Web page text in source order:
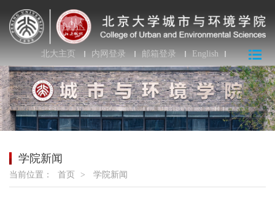
北大主页 内网登录 邮箱登录 English
学院新闻
当前位置： 首页 > 学院新闻